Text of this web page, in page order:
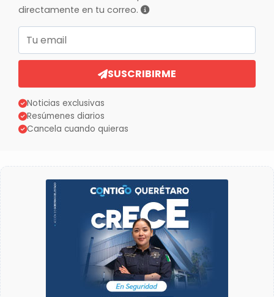
directamente en tu correo.
Correo electrónico
SUSCRIBIRME
Noticias exclusivas
Resúmenes diarios
Cancela cuando quieras